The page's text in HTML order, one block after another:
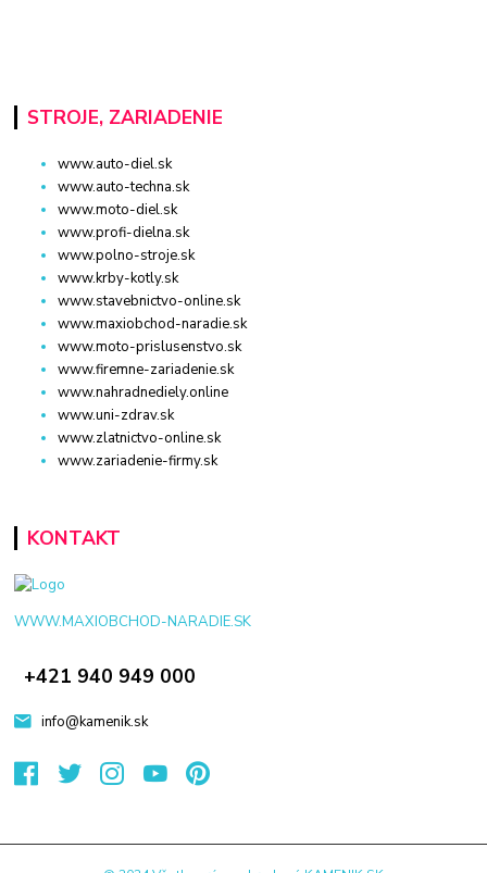
STROJE, ZARIADENIE
www.auto-diel.sk
www.auto-techna.sk
www.moto-diel.sk
www.profi-dielna.sk
www.polno-stroje.sk
www.krby-kotly.sk
www.stavebnictvo-online.sk
www.maxiobchod-naradie.sk
www.moto-prislusenstvo.sk
www.firemne-zariadenie.sk
www.nahradnediely.online
www.uni-zdrav.sk
www.zlatnictvo-online.sk
www.zariadenie-firmy.sk
KONTAKT
WWW.MAXIOBCHOD-NARADIE.SK
+421 940 949 000
info@kamenik.sk